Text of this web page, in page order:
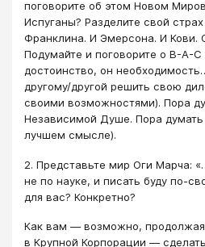
поговорите об этом Новом
Испуганы? Разделите свой
Франклина. И Эмерсона. И Кови.
Подумайте и поговорите о В-А-С
достоинство, он
другому/другой решить свою
своими возможностями). Пора
Независимой Душе. Пора думать
лучшем смысле).
2. Представьте мир Оги Марча:
не по науке, и писать буду по-
для вас? Конкретно?
Как вам — возможно, продолжая
в Крупной Корпорации —